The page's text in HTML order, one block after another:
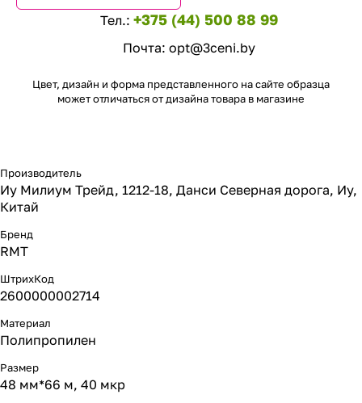
Тел.: +375 (44) 500 88 99
Почта: opt@3ceni.by
Цвет, дизайн и форма представленного на сайте образца
может отличаться от дизайна товара в магазине
Производитель
Иу Милиум Трейд, 1212-18, Данси Северная дорога, Иу,
Китай
Бренд
RMT
ШтрихКод
2600000002714
Материал
Полипропилен
Размер
48 мм*66 м, 40 мкр